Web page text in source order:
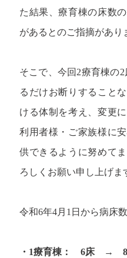
た結果、療育棟の床数
があるとのご指摘があり
そこで、今回2療育棟の
るだけお断りすること
ける体制を考え、変更
利用者様・ご家族様に
供できるように努めて
ろしくお願い申し上げま
令和6年4月1日から病床
・1療育棟： 6床 →